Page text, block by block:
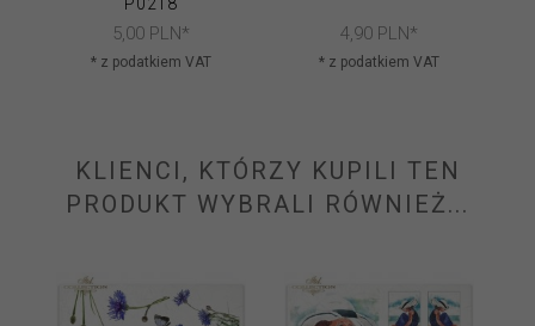
P0218
5,00 PLN*
* z podatkiem VAT
4,90 PLN*
* z podatkiem VAT
KLIENCI, KTÓRZY KUPILI TEN
PRODUKT WYBRALI RÓWNIEŻ...